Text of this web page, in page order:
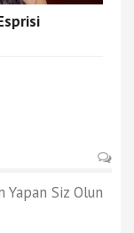
Yapan Siz Olun